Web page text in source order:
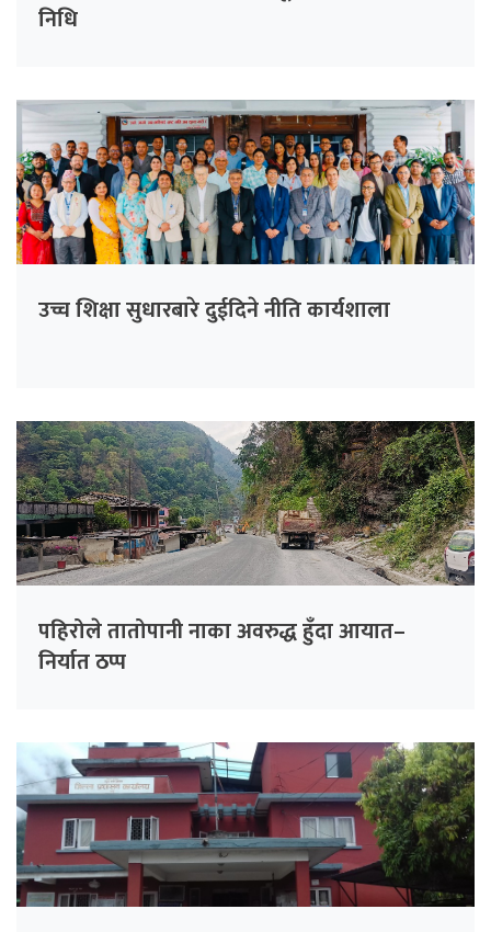
निधि
उच्च शिक्षा सुधारबारे दुईदिने नीति कार्यशाला
पहिरोले तातोपानी नाका अवरुद्ध हुँदा आयात–
निर्यात ठप्प